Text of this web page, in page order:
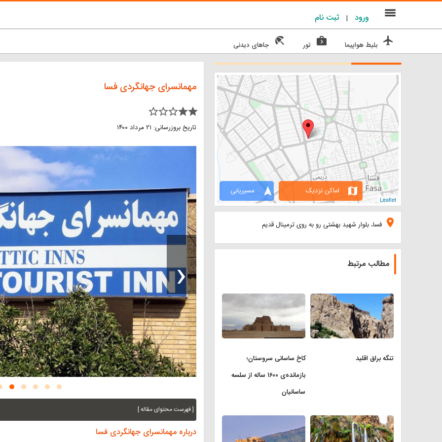
ثبت نام | ورود menu
flight بلیط هواپیما next_week تور beach_access جاهای دیدنی
مهمانسرای جهانگردی فسا
star_border star_border star_border star star
تاریخ بروزرسانی: ۲۱ مرداد ۱۴۰۰
‹
[ فهرست محتوای مقاله ]
درباره مهمانسرای جهانگردی فسا
Leaflet
navigation مسیریابی map اماکن نزدیک
location_on فسا، بلوار شهید بهشتی رو به روی ترمینال قدیم
مطالب مرتبط
تنگه براق اقلید
کاخ ساسانی سروستان؛
بازمانده‌ی ۱۶۰۰ ساله از سلسه
ساسانیان